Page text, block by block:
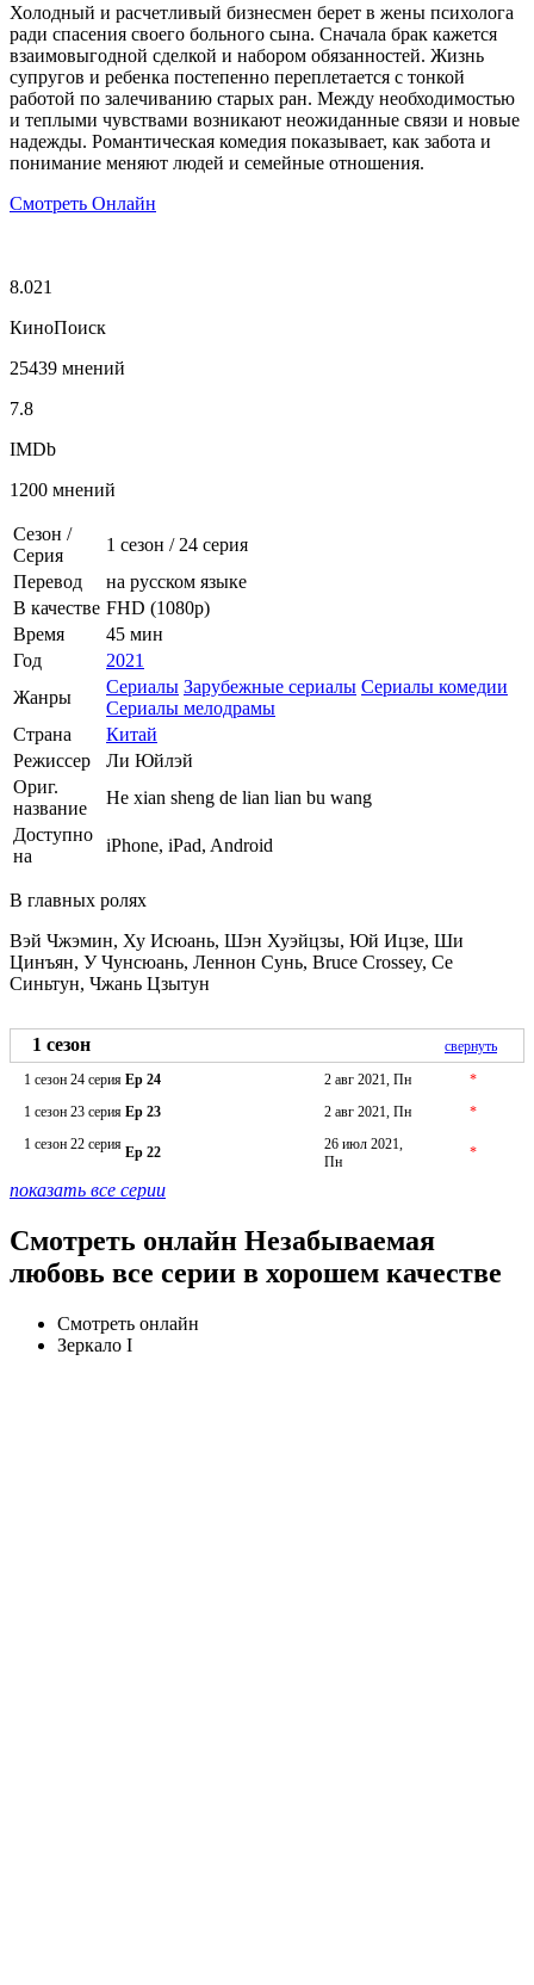
Холодный и расчетливый бизнесмен берет в жены психолога
ради спасения своего больного сына. Сначала брак кажется
взаимовыгодной сделкой и набором обязанностей. Жизнь
супругов и ребенка постепенно переплетается с тонкой
работой по залечиванию старых ран. Между необходимостью
и теплыми чувствами возникают неожиданные связи и новые
надежды. Романтическая комедия показывает, как забота и
понимание меняют людей и семейные отношения.
Смотреть Онлайн
8.021
КиноПоиск
25439 мнений
7.8
IMDb
1200 мнений
Сезон /
Серия
1 сезон / 24 серия
Перевод
на русском языке
В качестве FHD (1080p)
Время
45 мин
Год
2021
Жанры
Сериалы Зарубежные сериалы Сериалы комедии
Сериалы мелодрамы
Страна
Китай
Режиссер
Ли Юйлэй
Ориг.
название
He xian sheng de lian lian bu wang
Доступно
на
iPhone, iPad, Android
В главных ролях
Вэй Чжэмин, Ху Исюань, Шэн Хуэйцзы, Юй Ицзе, Ши
Цинъян, У Чунсюань, Леннон Сунь, Bruce Crossey, Се
Синьтун, Чжань Цзытун
1 сезон
свернуть
1 сезон 24 серия Ep 24 2 авг 2021, Пн
*
1 сезон 23 серия Ep 23 2 авг 2021, Пн
*
1 сезон 22 серия Ep 22
26 июл 2021,
Пн
*
показать все серии
Смотреть онлайн Незабываемая
любовь все серии в хорошем качестве
Смотреть онлайн
Зеркало I